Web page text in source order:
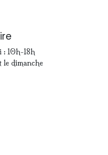
: 10h-18h
le dimanche